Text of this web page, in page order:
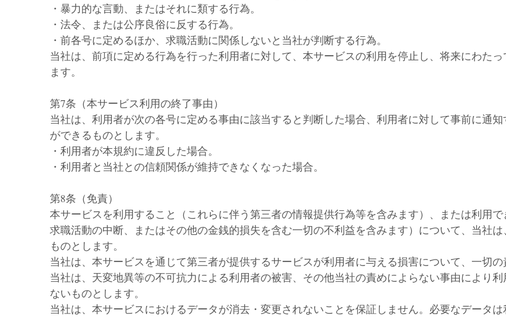
・暴力的な言動、またはそれに類する行為。
・法令、または公序良俗に反する行為。
・前各号に定めるほか、求職活動に関係しないと当社が判断する行為。
当社は、前項に定める行為を行った利用者に対して、本サービスの利用を停止し、将来にわた
ます。
第7条（本サービス利用の終了事由）
当社は、利用者が次の各号に定める事由に該当すると判断した場合、利用者に対して事前に通
ができるものとします。
・利用者が本規約に違反した場合。
・利用者と当社との信頼関係が維持できなくなった場合。
第8条（免責）
本サービスを利用すること（これらに伴う第三者の情報提供行為等を含みます）、または利用
求職活動の中断、またはその他の金銭的損失を含む一切の不利益を含みます）について、当社
ものとします。
当社は、本サービスを通じて第三者が提供するサービスが利用者に与える損害について、一切の
当社は、天変地異等の不可抗力による利用者の被害、その他当社の責めによらない事由により
ないものとします。
当社は、本サービスにおけるデータが消去・変更されないことを保証しません。必要なデータ